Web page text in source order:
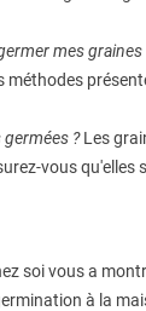
mes graines
?Les
vous qu'elles
soi vous a
à la